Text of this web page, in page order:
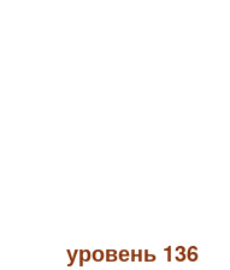
уровень 136